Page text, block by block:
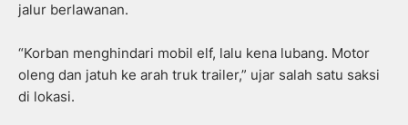
jalur berlawanan.
“Korban menghindari mobil elf, lalu kena lubang. Motor
oleng dan jatuh ke arah truk trailer,” ujar salah satu saksi
di lokasi.